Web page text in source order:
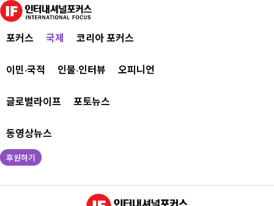
포커스 국제 코리아 포커스
이민·국적 인물·인터뷰 오피니언
글로벌라이프 포토뉴스
동영상뉴스
후원하기